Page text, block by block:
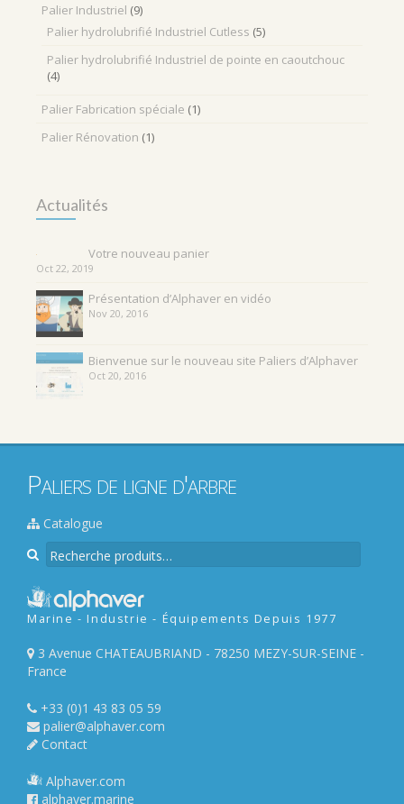
Palier Industriel (9)
Palier hydrolubrifié Industriel Cutless (5)
Palier hydrolubrifié Industriel de pointe en caoutchouc
(4)
Palier Fabrication spéciale (1)
Palier Rénovation (1)
Actualités
Votre nouveau panier
Oct 22, 2019
Présentation d’Alphaver en vidéo
Nov 20, 2016
Bienvenue sur le nouveau site Paliers d’Alphaver
Oct 20, 2016
Paliers de ligne d'arbre
Catalogue
e
c
h
e
c
h
p
o
u
Marine - Industrie - Équipements Depuis 1977
3 Avenue CHATEAUBRIAND - 78250 MEZY-SUR-SEINE -
France
+33 (0)1 43 83 05 59
palier@alphaver.com
Contact
Alphaver.com
alphaver.marine